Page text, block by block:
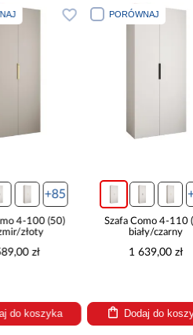
PORÓWNAJ
Szafa Como 4-110 (50)
biały/czarny
1 639,00 zł
Dodaj do koszyka
Szafa
1